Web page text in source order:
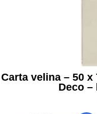
Carta velina – 50 x
Deco –